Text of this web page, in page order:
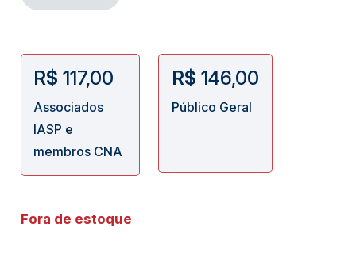
R$117,00
Associados
IASP e
membros CNA
R$146,00
Público Geral
Fora de estoque